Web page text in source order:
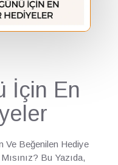
İçin En
Ve Beğenilen Hediye
Bu Yazıda,